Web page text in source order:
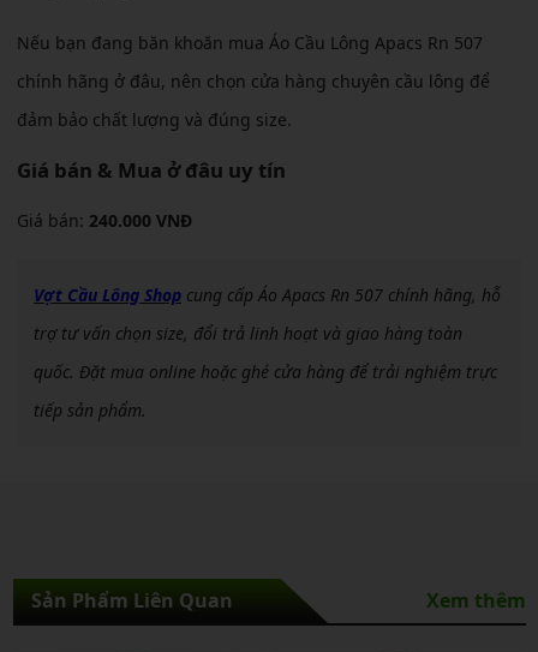
Nếu bạn đang băn khoăn mua Áo Cầu Lông Apacs Rn 507
chính hãng ở đâu, nên chọn cửa hàng chuyên cầu lông để
đảm bảo chất lượng và đúng size.
Giá bán & Mua ở đâu uy tín
Giá bán: 240.000 VNĐ
Vợt Cầu Lông Shop cung cấp Áo Apacs Rn 507 chính hãng, hỗ
trợ tư vấn chọn size, đổi trả linh hoạt và giao hàng toàn
quốc. Đặt mua online hoặc ghé cửa hàng để trải nghiệm trực
tiếp sản phẩm.
Sản Phẩm Liên Quan Xem thêm